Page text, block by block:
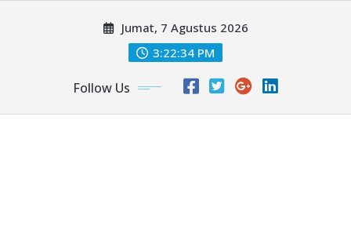
Jumat, 7 Agustus 2026
3:22:36 PM
Follow Us